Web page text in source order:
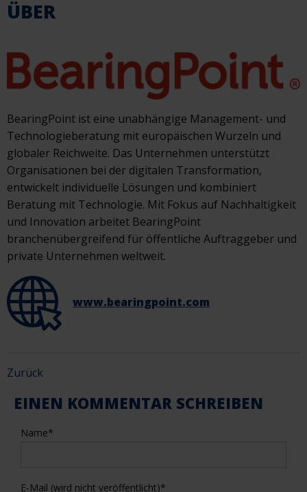
ÜBER
BearingPoint ist eine unabhängige Management- und
Technologieberatung mit europäischen Wurzeln und
globaler Reichweite. Das Unternehmen unterstützt
Organisationen bei der digitalen Transformation,
entwickelt individuelle Lösungen und kombiniert
Beratung mit Technologie. Mit Fokus auf Nachhaltigkeit
und Innovation arbeitet BearingPoint
branchenübergreifend für öffentliche Auftraggeber und
private Unternehmen weltweit.
www.bearingpoint.com
Zurück
EINEN KOMMENTAR SCHREIBEN
Name*
E-Mail (wird nicht veröffentlicht)*